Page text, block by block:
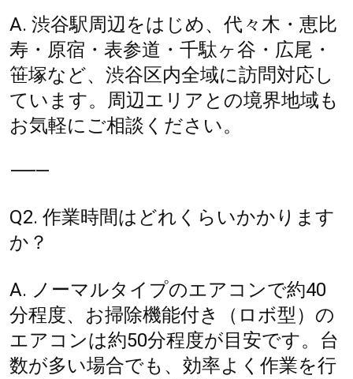
A. 渋谷駅周辺をはじめ、代々木・恵比
寿・原宿・表参道・千駄ヶ谷・広尾・
笹塚など、渋谷区内全域に訪問対応し
ています。周辺エリアとの境界地域も
お気軽にご相談ください。
⸻
Q2. 作業時間はどれくらいかかります
か？
A. ノーマルタイプのエアコンで約40
分程度、お掃除機能付き（ロボ型）の
エアコンは約50分程度が目安です。台
数が多い場合でも、効率よく作業を行